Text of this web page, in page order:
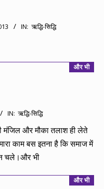
IN: ऋद्धि-सिद्धि
और भी
IN: ऋद्धि-सिद्धि
मंजिल और मौका तलाश ही लेते
काम बस इतना है कि समाज में
चले।और भी
और भी